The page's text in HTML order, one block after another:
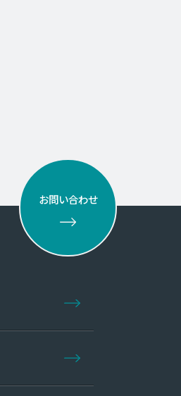
お問い合わせ